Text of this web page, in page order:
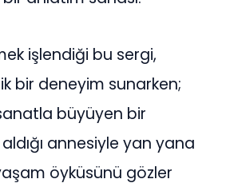
işlendiği bu sergi,
bir deneyim sunarken;
büyüyen bir
annesiyle yan yana
öyküsünü gözler